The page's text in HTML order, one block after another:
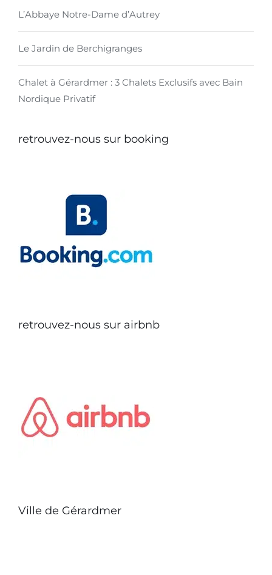
L’Abbaye Notre-Dame d’Autrey
Le Jardin de Berchigranges
Chalet à Gérardmer : 3 Chalets Exclusifs avec Bain
Nordique Privatif
retrouvez-nous sur booking
retrouvez-nous sur airbnb
Ville de Gérardmer